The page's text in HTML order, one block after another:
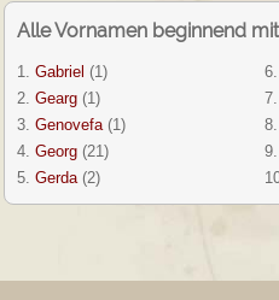
Alle Vornamen beginnend
1. Gabriel (1)
2. Gearg (1)
3. Genovefa (1)
4. Georg (21)
5. Gerda (2)
6.
7.
8.
9.